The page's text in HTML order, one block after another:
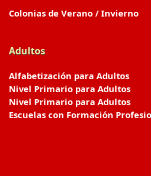
Colonias de Verano / Invierno
Adultos
Alfabetización para Adultos
Nivel Primario para Adultos
Nivel Primario para Adultos
Escuelas con Formación